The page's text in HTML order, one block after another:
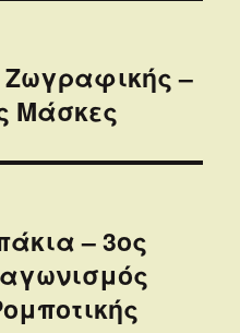
Ζωγραφικής –
Μάσκες
– 3ος